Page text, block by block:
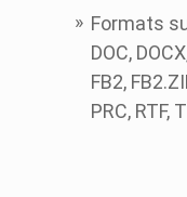
Formats
DOC,
FB2,
PRC, RTF,